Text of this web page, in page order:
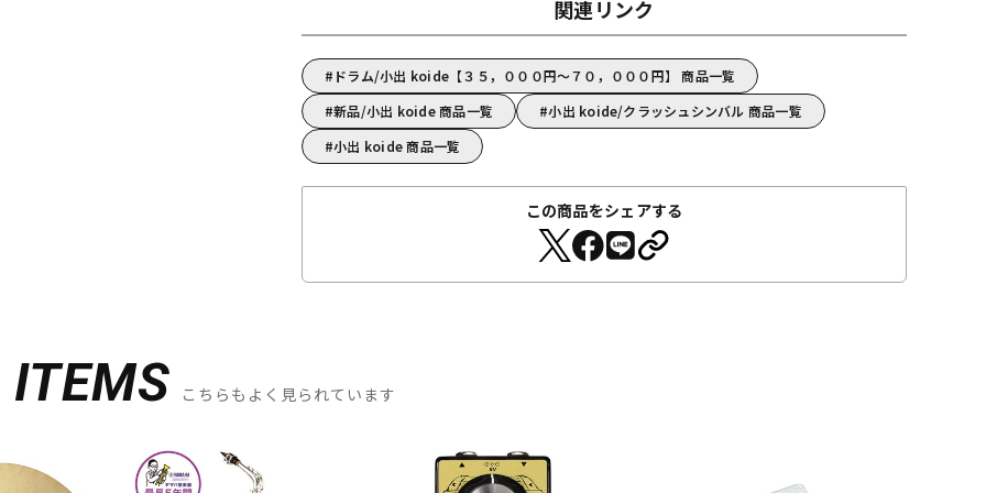
関連リンク
ドラム/小出 koide【３５，０００円～７０，０００円】 商品一覧
新品/小出 koide 商品一覧
小出 koide/クラッシュシンバル 商品一覧
小出 koide 商品一覧
この商品をシェアする
ITEMS こちらもよく見られています